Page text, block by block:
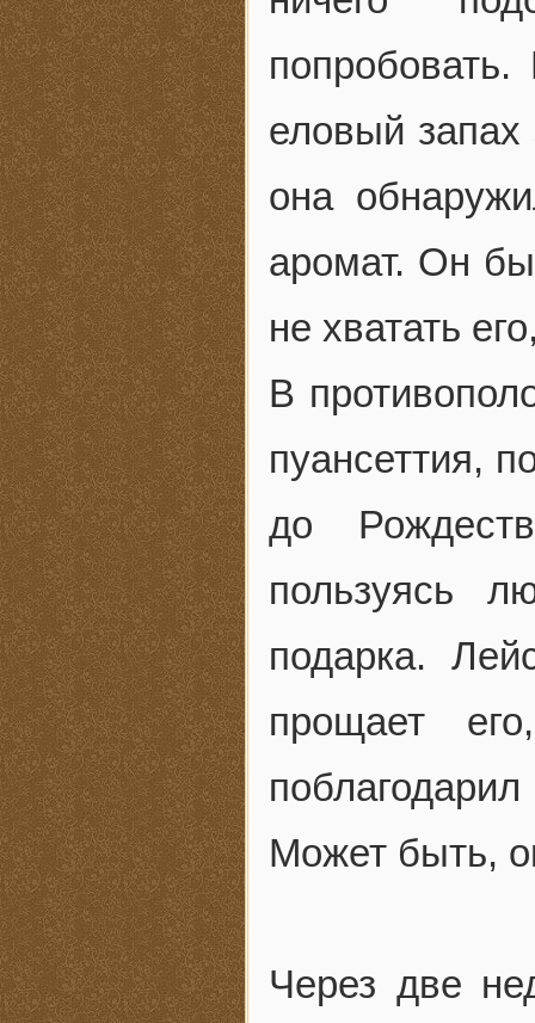
еловый запах
она
аромат. Он
не хватать
В
пуансеттия,
до
пользуясь
подарка.
прощает
Может быть,
Через две